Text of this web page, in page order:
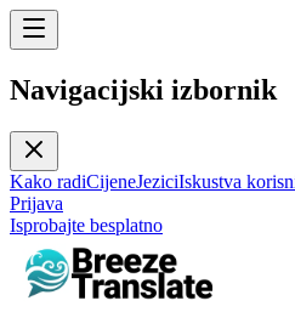
Navigacijski izbornik
Kako radiCijeneJeziciIskustva
Prijava
Isprobajte besplatno